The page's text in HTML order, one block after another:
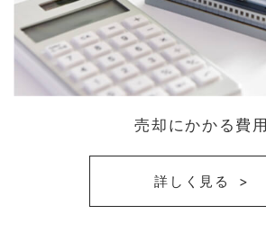
売却にかかる費用
詳しく見る